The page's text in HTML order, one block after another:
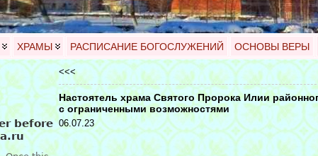
ХРАМЫ РАСПИСАНИЕ БОГОСЛУЖЕНИЙ ОСНОВЫ ВЕРЫ
<<<
Настоятель храма Святого Пророка Илии
с ограниченными возможностями
06.07.23